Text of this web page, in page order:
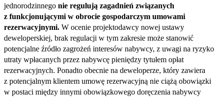
jednorodzinnego nie regulują zagadnień związanych
z funkcjonującymi w obrocie gospodarczym umowami
rezerwacyjnymi. W ocenie projektodawcy nowej ustawy
deweloperskiej, brak regulacji w tym zakresie może stanowić
potencjalne źródło zagrożeń interesów nabywcy, z uwagi na ryzyko
utraty wpłacanych przez nabywcę pieniędzy tytułem opłat
rezerwacyjnych. Ponadto obecnie na deweloperze, który zawiera
z potencjalnym klientem umowę rezerwacyjną nie ciążą obowiązki
w postaci między innymi obowiązkowego doręczenia nabywcy